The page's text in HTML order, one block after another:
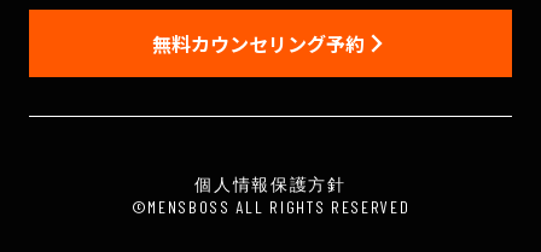
無料カウンセリング予約
個人情報保護方針
©MENSBOSS ALL RIGHTS RESERVED